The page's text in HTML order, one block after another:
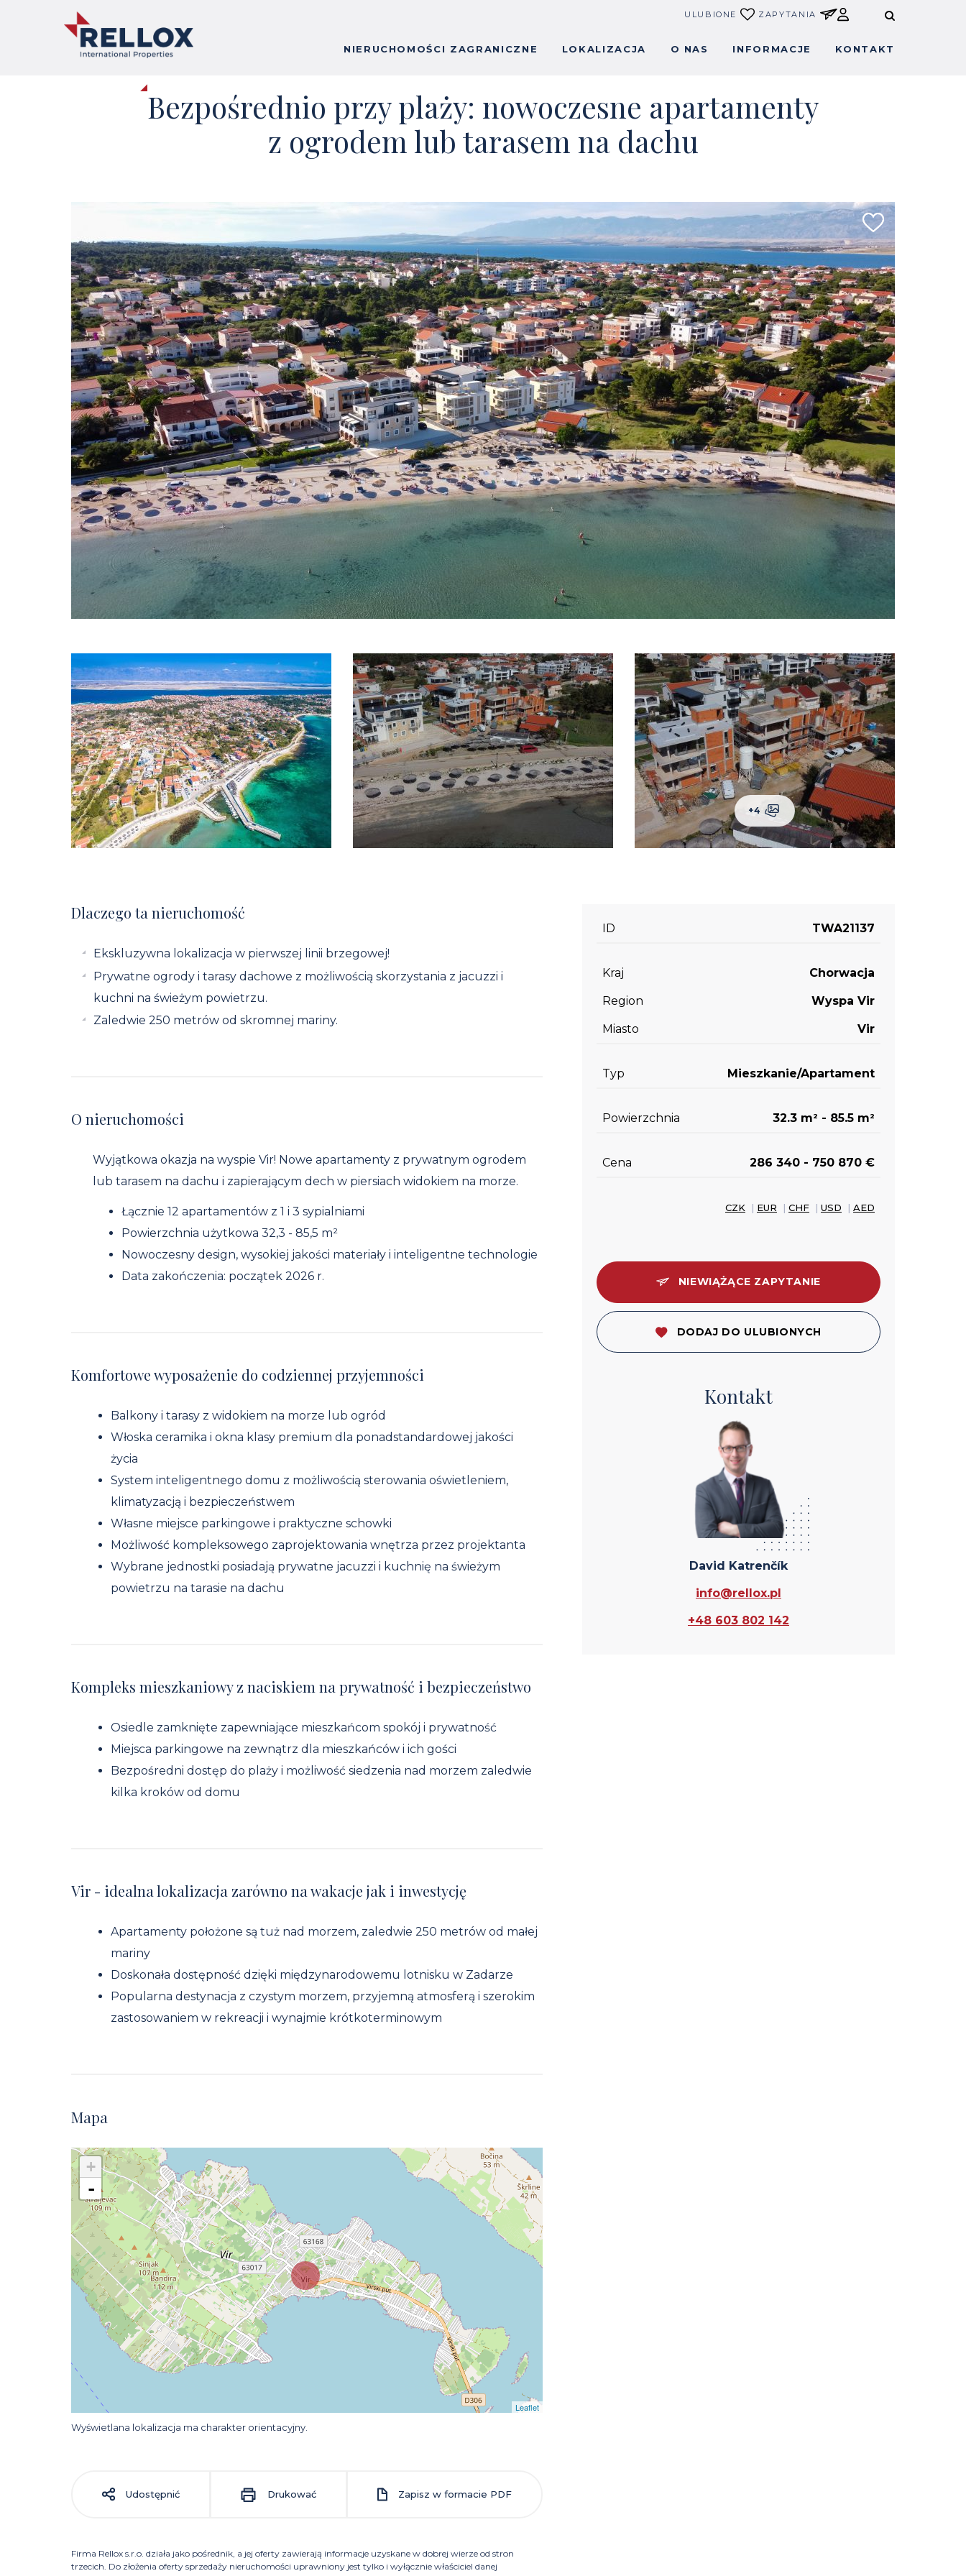
ULUBIONE ZAPYTANIA
NIERUCHOMOŚCI ZAGRANICZNE LOKALIZACJA O NAS INFORMACJE KONTAKT
Bezpośrednio przy plaży: nowoczesne apartamenty
z ogrodem lub tarasem na dachu
+4
Dlaczego ta nieruchomość
Ekskluzywna lokalizacja w pierwszej linii brzegowej!
Prywatne ogrody i tarasy dachowe z możliwością skorzystania z jacuzzi i
kuchni na świeżym powietrzu.
Zaledwie 250 metrów od skromnej mariny.
O nieruchomości
Wyjątkowa okazja na wyspie Vir! Nowe apartamenty z prywatnym ogrodem
lub tarasem na dachu i zapierającym dech w piersiach widokiem na morze.
Łącznie 12 apartamentów z 1 i 3 sypialniami
Powierzchnia użytkowa 32,3 - 85,5 m²
Nowoczesny design, wysokiej jakości materiały i inteligentne technologie
Data zakończenia: początek 2026 r.
Komfortowe wyposażenie do codziennej przyjemności
Balkony i tarasy z widokiem na morze lub ogród
Włoska ceramika i okna klasy premium dla ponadstandardowej jakości
życia
System inteligentnego domu z możliwością sterowania oświetleniem,
klimatyzacją i bezpieczeństwem
Własne miejsce parkingowe i praktyczne schowki
Możliwość kompleksowego zaprojektowania wnętrza przez projektanta
Wybrane jednostki posiadają prywatne jacuzzi i kuchnię na świeżym
powietrzu na tarasie na dachu
Kompleks mieszkaniowy z naciskiem na prywatność i bezpieczeństwo
Osiedle zamknięte zapewniające mieszkańcom spokój i prywatność
Miejsca parkingowe na zewnątrz dla mieszkańców i ich gości
Bezpośredni dostęp do plaży i możliwość siedzenia nad morzem zaledwie
kilka kroków od domu
Vir - idealna lokalizacja zarówno na wakacje jak i inwestycję
Apartamenty położone są tuż nad morzem, zaledwie 250 metrów od małej
mariny
Doskonała dostępność dzięki międzynarodowemu lotnisku w Zadarze
Popularna destynacja z czystym morzem, przyjemną atmosferą i szerokim
zastosowaniem w rekreacji i wynajmie krótkoterminowym
Mapa
+
-
Leaflet
Wyświetlana lokalizacja ma charakter orientacyjny.
Udostępnić Drukować Zapisz w formacie PDF
Firma Rellox s.r.o. działa jako pośrednik, a jej oferty zawierają informacje uzyskane w dobrej wierze od stron
trzecich. Do złożenia oferty sprzedaży nieruchomości uprawniony jest tylko i wyłącznie właściciel danej
ID TWA21137
Kraj Chorwacja
Region Wyspa Vir
Miasto Vir
Typ Mieszkanie/Apartament
Powierzchnia 32.3 m2 - 85.5 m2
Cena 286 340 - 750 870 €
CZK| EUR | CHF| USD | AED
NIEWIĄŻĄCE ZAPYTANIE
DODAJ DO ULUBIONYCH
Kontakt
David Katrenčík
info@rellox.pl
+48 603 802 142